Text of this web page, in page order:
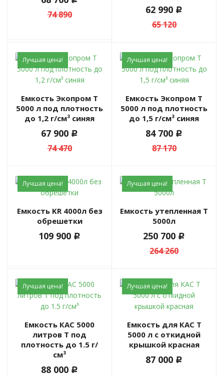
74 890 62 990 c
65 120
Лучшая цена!
Емкость Экопром T
5000 л под плотность
до 1,2 г/см³ синяя
67 900 c
74 470
Лучшая цена!
Емкость Экопром T
5000 л под плотность
до 1,5 г/см³ синяя
84 700 c
87 170
Лучшая цена!
Емкость KR 4000л без
обрешетки
109 900 c
Лучшая цена!
Емкость утепленная Т
5000л
250 700 c
264 260
Лучшая цена!
Емкость КАС 5000
литров T под
плотность до 1.5 г/
см³
88 000 c
Лучшая цена!
Емкость для КАС T
5000 л с откидной
крышкой красная
87 000 c